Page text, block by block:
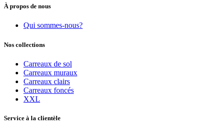
À propos de nous
Qui sommes-nous?
Nos collections
Carreaux de sol
Carreaux muraux
Carreaux clairs
Carreaux foncés
XXL
Service à la clientèle